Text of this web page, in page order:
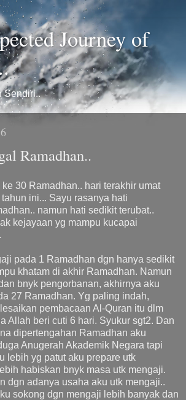
Journey of
Sendiri..
Ramadhan..
30 Ramadhan.. hari terakhir umat
ini... Sayu rasanya hati
namun hati sedikit terubat..
kejayaan yg mampu kucapai
pada 1 Ramadhan dgn hanya sedikit
khatam di akhir Ramadhan. Namun
bnyk pengorbanan, akhirnya aku
27 Ramadhan. Yg paling indah,
pembacaan Al-Quran itu dlm
Allah beri cuti 6 hari. Syukur sgt2. Dan
dipertengahan Ramadhan aku
Anugerah Akademik Negara tapi
lebih yg patut aku prepare utk
habiskan bnyk masa utk mengaji.
dgn adanya usaha aku utk mengaji..
sokong dgn mengaji lebih banyak dan